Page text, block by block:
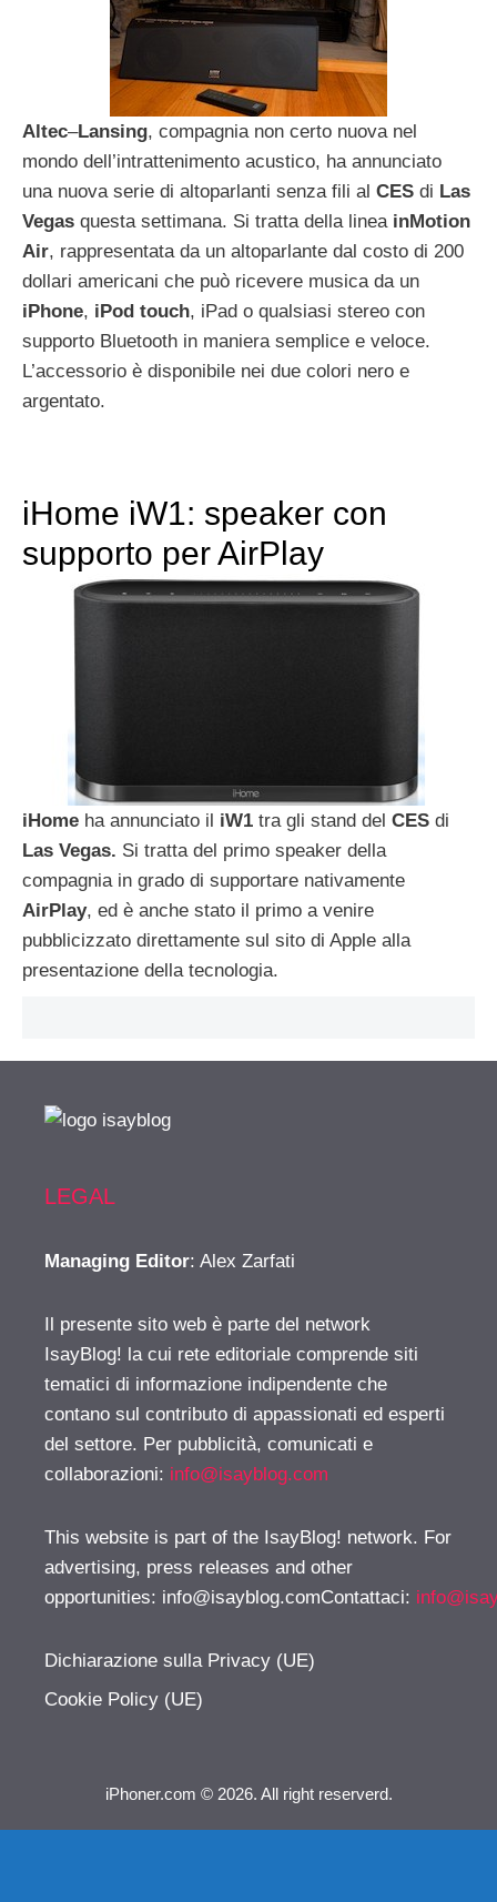
Altec–Lansing, compagnia non certo nuova nel
mondo dell’intrattenimento acustico, ha annunciato
una nuova serie di altoparlanti senza fili al CES di Las
Vegas questa settimana. Si tratta della linea inMotion
Air, rappresentata da un altoparlante dal costo di 200
dollari americani che può ricevere musica da un
iPhone, iPod touch, iPad o qualsiasi stereo con
supporto Bluetooth in maniera semplice e veloce.
L’accessorio è disponibile nei due colori nero e
argentato.
iHome iW1: speaker con
supporto per AirPlay
iHome ha annunciato il iW1 tra gli stand del CES di
Las Vegas. Si tratta del primo speaker della
compagnia in grado di supportare nativamente
AirPlay, ed è anche stato il primo a venire
pubblicizzato direttamente sul sito di Apple alla
presentazione della tecnologia.
LEGAL
Managing Editor: Alex Zarfati
Il presente sito web è parte del network
IsayBlog! la cui rete editoriale comprende siti
tematici di informazione indipendente che
contano sul contributo di appassionati ed esperti
del settore. Per pubblicità, comunicati e
collaborazioni: info@isayblog.com
This website is part of the IsayBlog! network. For
advertising, press releases and other
opportunities: info@isayblog.comContattaci:
Dichiarazione sulla Privacy (UE)
Cookie Policy (UE)
iPhoner.com © 2026. All right reserverd.